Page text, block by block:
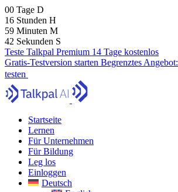
00 Tage D
16 Stunden H
59 Minuten M
40 Sekunden S
Teste Talkpal Premium 14 Tage kostenlos
Gratis-Testversion starten Begrenztes Angebot:
testen
Startseite
Lernen
Für Unternehmen
Für Bildung
Leg los
Einloggen
Deutsch